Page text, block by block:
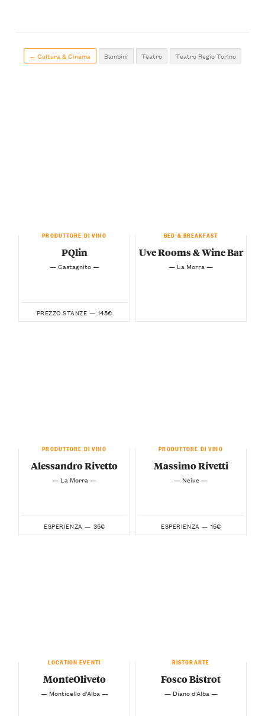
← Cultura & Cinema Bambini Teatro Teatro Regio Torino
PRODUTTORE DI VINO
PQlin
— Castagnito —
PREZZO STANZE — 145€
BED & BREAKFAST
Uve Rooms & Wine Bar
— La Morra —
PRODUTTORE DI VINO
Alessandro Rivetto
— La Morra —
ESPERIENZA — 35€
PRODUTTORE DI VINO
Massimo Rivetti
— Neive —
ESPERIENZA — 15€
LOCATION EVENTI
MonteOliveto
— Monticello d’Alba —
RISTORANTE
Fosco Bistrot
— Diano d’Alba —